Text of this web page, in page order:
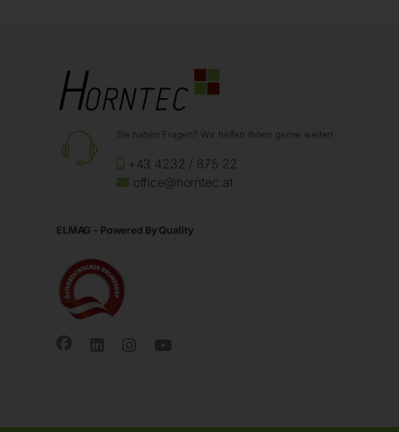
Sie haben Fragen? Wir helfen Ihnen gerne weiter!
+43 4232 / 875 22
office@horntec.at
ELMAG - Powered By Quality